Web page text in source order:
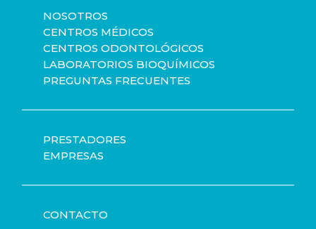
NOSOTROS
CENTROS MÉDICOS
CENTROS ODONTOLÓGICOS
LABORATORIOS BIOQUÍMICOS
PREGUNTAS FRECUENTES
PRESTADORES
EMPRESAS
CONTACTO